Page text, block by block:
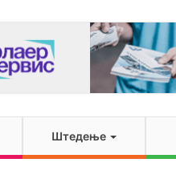
Штедење